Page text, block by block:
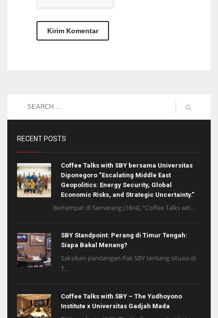
RECENT POSTS
Coffee Talks with SBY bersama Universitas
Diponegoro “Escalating Middle East
Geopolitics: Energy Security, Global
Economic Risks, and Strategic Uncertainty.”
Bertempat di Semarang (18/4), “Coffee Talks wit...
SBY Standpoint: Perang di Timur Tengah:
Siapa Bakal Menang?
Saksikan pandangan Pak SBY tentang situasi di
T...
Coffee Talks with SBY – The Yudhoyono
Institute x Universitas Gadjah Mada